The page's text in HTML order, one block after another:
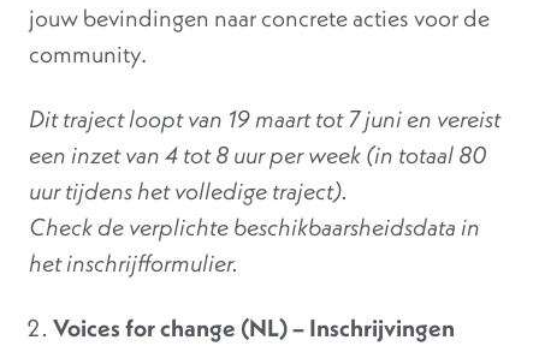
jouw bevindingen naar concrete acties voor de
community.
Dit traject loopt van 19 maart tot 7 juni en vereist
een inzet van 4 tot 8 uur per week (in totaal 80
uur tijdens het volledige traject).
Check de verplichte beschikbaarsheidsdata in
het inschrijfformulier.
Voices for change (NL) – Inschrijvingen